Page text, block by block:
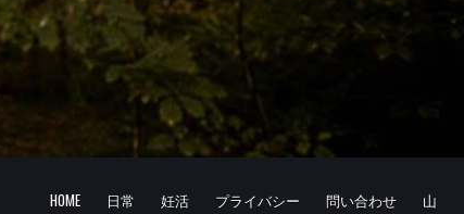
HOME 日常 妊活 プライバシー 問い合わせ 山